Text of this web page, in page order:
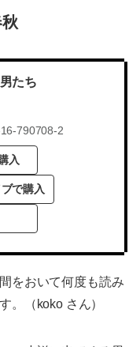
たち
790708-2
入
で購入
をおいて何度も読み
。（koko さん）